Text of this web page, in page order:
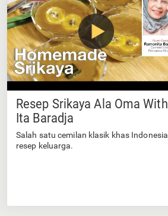
Resep Srikaya Ala Oma With
Ita Baradja
Salah satu cemilan klasik khas Indonesia
resep keluarga.